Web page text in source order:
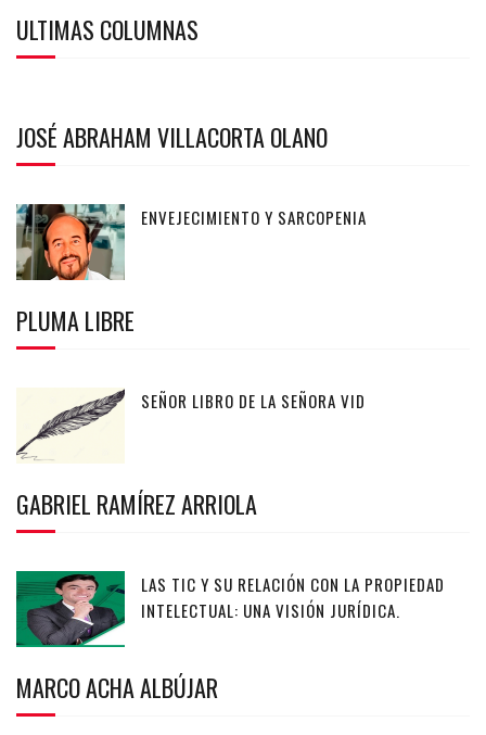
ULTIMAS COLUMNAS
JOSÉ ABRAHAM VILLACORTA OLANO
ENVEJECIMIENTO Y SARCOPENIA
PLUMA LIBRE
SEÑOR LIBRO DE LA SEÑORA VID
GABRIEL RAMÍREZ ARRIOLA
LAS TIC Y SU RELACIÓN CON LA PROPIEDAD
INTELECTUAL: UNA VISIÓN JURÍDICA.
MARCO ACHA ALBÚJAR